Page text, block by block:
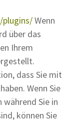
plugins/Wenn
über das
Ihrem
dass Sie mit
Wenn Sie
Sie in
können Sie